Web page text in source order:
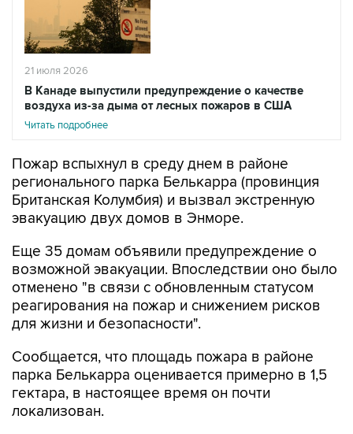
21 июля 2026
В Канаде выпустили предупреждение о качестве
воздуха из-за дыма от лесных пожаров в США
Читать подробнее
Пожар вспыхнул в среду днем в районе
регионального парка Белькарра (провинция
Британская Колумбия) и вызвал экстренную
эвакуацию двух домов в Энморе.
Еще 35 домам объявили предупреждение о
возможной эвакуации. Впоследствии оно было
отменено "в связи с обновленным статусом
реагирования на пожар и снижением рисков
для жизни и безопасности".
Сообщается, что площадь пожара в районе
парка Белькарра оценивается примерно в 1,5
гектара, в настоящее время он почти
локализован.